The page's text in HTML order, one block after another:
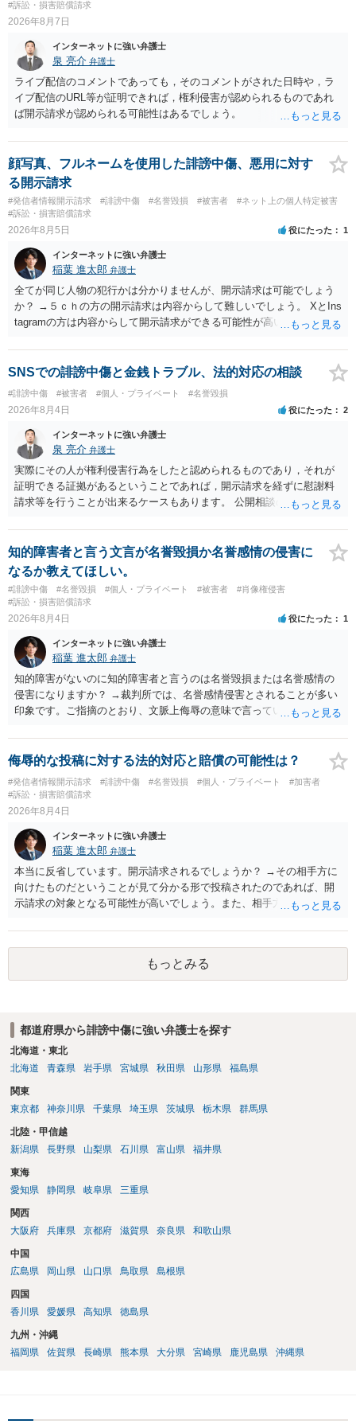
#訴訟・損害賠償請求
2026年8月7日
インターネットに強い弁護士
泉 亮介 弁護士
ライブ配信のコメントであっても，そのコメントがされた日時や，ラ
イブ配信のURL等が証明できれば，権利侵害が認められるものであれ
ば開示請求が認められる可能性はあるでしょう。
顔写真、フルネームを使用した誹謗中傷、悪用に対す
る開示請求
#発信者情報開示請求 #誹謗中傷 #名誉毀損 #被害者
#ネット上の個人特定被害
#訴訟・損害賠償請求
2026年8月5日 役にたった 1
インターネットに強い弁護士
稲葉 進太郎 弁護士
全てが同じ人物の犯行かは分かりませんが、開示請求は可能でしょう
か？ →５ｃｈの方の開示請求は内容からして難しいでしょう。 XとIns
tagramの方は内容からして開示請求ができる可能性が高いでしょう。
いでしょう。７月中にアカウントが削除されている場合、今から進め
ても失敗する可能性が高いように思われます。 相手を特定できた場
合、相手に全ての弁護士費用を負担させることは可能でしょうか？ →
訴訟外の交渉で相手方が認めれば負担させることができるでしょう。
訴訟で判決となった場合は、実際の弁護士費用が認められる場合と認
められない場合があり何ともいえないところでしょう。
SNSでの誹謗中傷と金銭トラブル、法的対応の相談
#誹謗中傷 #被害者 #個人・プライベート #名誉毀損
2026年8月4日 役にたった 2
インターネットに強い弁護士
泉 亮介 弁護士
実際にその人が権利侵害行為をしたと認められるものであり，それが
証明できる証拠があるということであれば，開示請求を経ずに慰謝料
請求等を行うことが出来るケースもあります。 公開相談の場では回答
に個別に相談されると良いでしょう。
知的障害者と言う文言が名誉毀損か名誉感情の侵害に
なるか教えてほしい。
#誹謗中傷 #名誉毀損 #個人・プライベート #被害者
#肖像権侵害
#訴訟・損害賠償請求
2026年8月4日 役にたった 1
インターネットに強い弁護士
稲葉 進太郎 弁護士
知的障害がないのに知的障害者と言うのは名誉毀損または名誉感情の
侵害になりますか？ →裁判所では、名誉感情侵害とされることが多い
印象です。ご指摘のとおり、文脈上侮辱の意味で言っている点も加味
侮辱的な投稿に対する法的対応と賠償の可能性は？
#発信者情報開示請求 #誹謗中傷 #名誉毀損 #個人・プライベート
#加害者
#訴訟・損害賠償請求
2026年8月4日
インターネットに強い弁護士
稲葉 進太郎 弁護士
本当に反省しています。開示請求されるでしょうか？ →その相手方に
向けたものだということが見て分かる形で投稿されたのであれば、開
示請求の対象となる可能性が高いでしょう。また、相手方の投稿した
と存じます。発信者情報開示請求が進むと、投稿に使った回線の契約
者のところに、意見照会がなされます。アカウント情報開示の場合
は、アカウントの登録メールに意見照会がなされます。 また、された
場合賠償金はいくらでしょうか。 →ケースバイケースであり、数万円
もっとみる
都道府県から誹謗中傷に強い弁護士を探す
北海道・東北
北海道
青森県 岩手県 宮城県 秋田県 山形県 福島県
関東
東京都
神奈川県 千葉県 埼玉県 茨城県 栃木県 群馬県
北陸・甲信越
新潟県
長野県 山梨県 石川県 富山県 福井県
東海
愛知県
静岡県 岐阜県 三重県
関西
大阪府
兵庫県 京都府 滋賀県 奈良県 和歌山県
中国
広島県
岡山県 山口県 鳥取県 島根県
四国
香川県
愛媛県 高知県 徳島県
九州・沖縄
福岡県
佐賀県 長崎県 熊本県 大分県 宮崎県 鹿児島県 沖縄県